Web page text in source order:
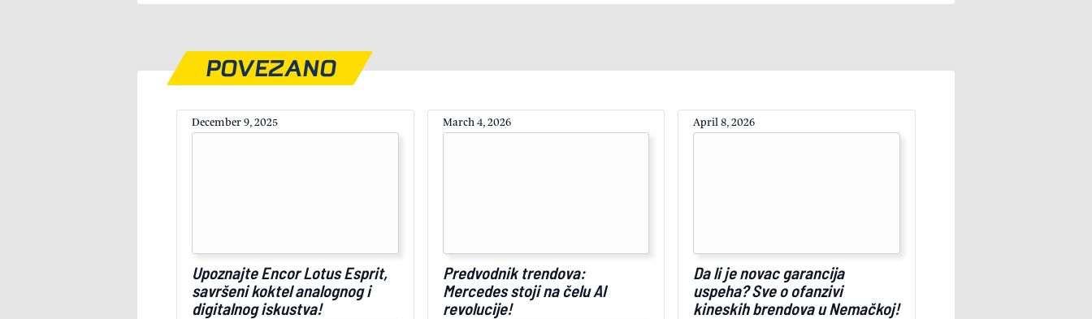
POVEZANO
December 9, 2025
Upoznajte Encor Lotus Esprit,
savršeni koktel analognog i
digitalnog iskustva!
March 4, 2026
Predvodnik trendova:
Mercedes stoji na čelu AI
revolucije!
April 8, 2026
Da li je novac garancija
uspeha? Sve o ofanzivi
kineskih brendova u Nemačkoj!